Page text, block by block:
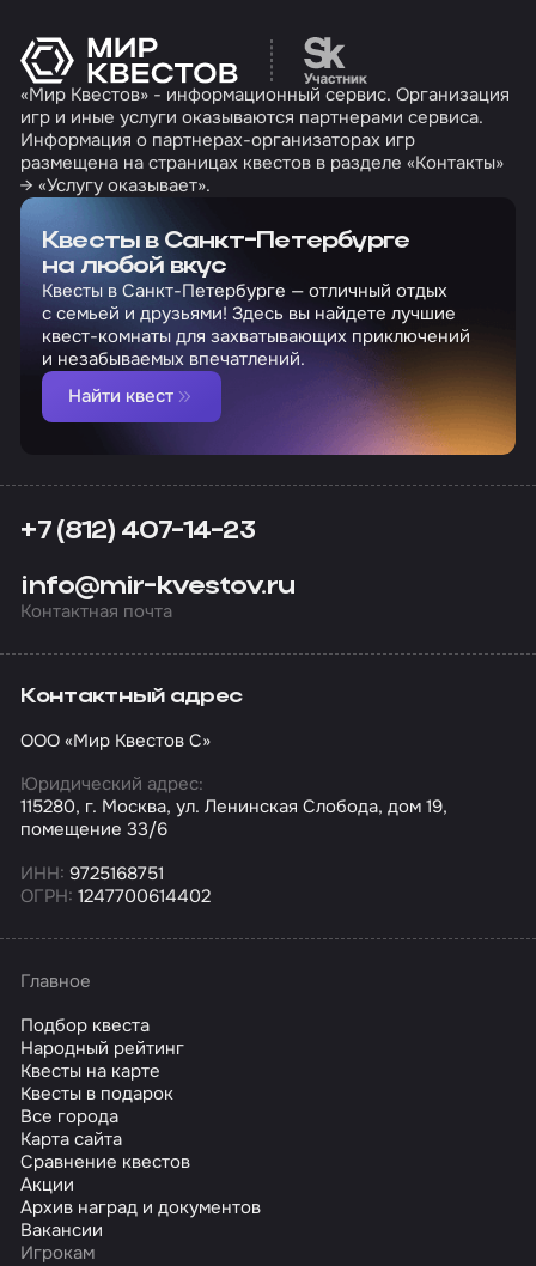
Перейти на сайт
«Мир Квестов» - информационный сервис. Организация
игр и иные услуги оказываются партнерами сервиса.
Информация о партнерах-организаторах игр
размещена на страницах квестов в разделе «Контакты»
→ «Услугу оказывает».
Квесты в Санкт-Петербурге
на любой вкус
Квесты в Санкт-Петербурге — отличный отдых
с семьей и друзьями! Здесь вы найдете лучшие
квест-комнаты для захватывающих приключений
и незабываемых впечатлений.
Найти квест
+7 (812) 407-14-23
info@mir-kvestov.ru
Контактная почта
Контактный адрес
ООО «Мир Квестов С»
Юридический адрес:
115280, г. Москва, ул. Ленинская Слобода, дом 19,
помещение 33/6
ИНН: 9725168751
ОГРН: 1247700614402
Главное
Подбор квеста
Народный рейтинг
Квесты на карте
Квесты в подарок
Все города
Карта сайта
Сравнение квестов
Акции
Архив наград и документов
Вакансии
Игрокам